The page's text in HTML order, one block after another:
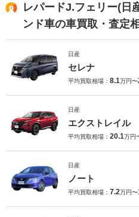
レパードJ.フェリー(日
ンド車の車買取・査定
日産
セレナ
平均買取相場： 8.1万円〜
日産
エクストレイル
平均買取相場： 20.1万円
日産
ノート
平均買取相場： 7.2万円〜